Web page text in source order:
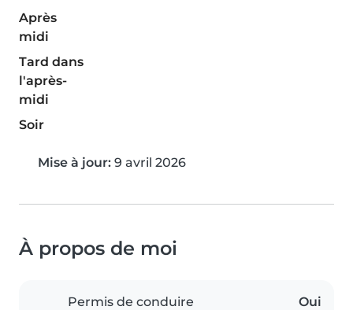
Après
midi
Tard dans
l'après-
midi
Soir
Mise à jour: 9 avril 2026
À propos de moi
Permis de conduire Oui